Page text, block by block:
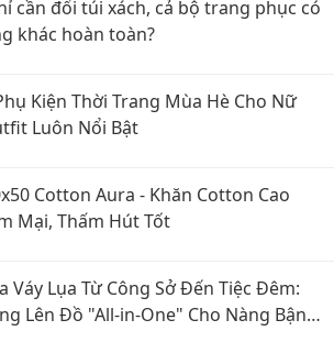
cần đổi túi xách, cả bộ trang phục có
khác hoàn toàn?
Kiện Thời Trang Mùa Hè Cho Nữ
Luôn Nổi Bật
Cotton Aura - Khăn Cotton Cao
Mại, Thấm Hút Tốt
Váy Lụa Từ Công Sở Đến Tiệc Đêm:
Lên Đồ "All-in-One" Cho Nàng Bận